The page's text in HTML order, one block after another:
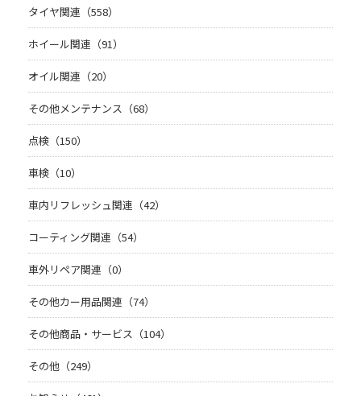
タイヤ関連（558）
ホイール関連（91）
オイル関連（20）
その他メンテナンス（68）
点検（150）
車検（10）
車内リフレッシュ関連（42）
コーティング関連（54）
車外リペア関連（0）
その他カー用品関連（74）
その他商品・サービス（104）
その他（249）